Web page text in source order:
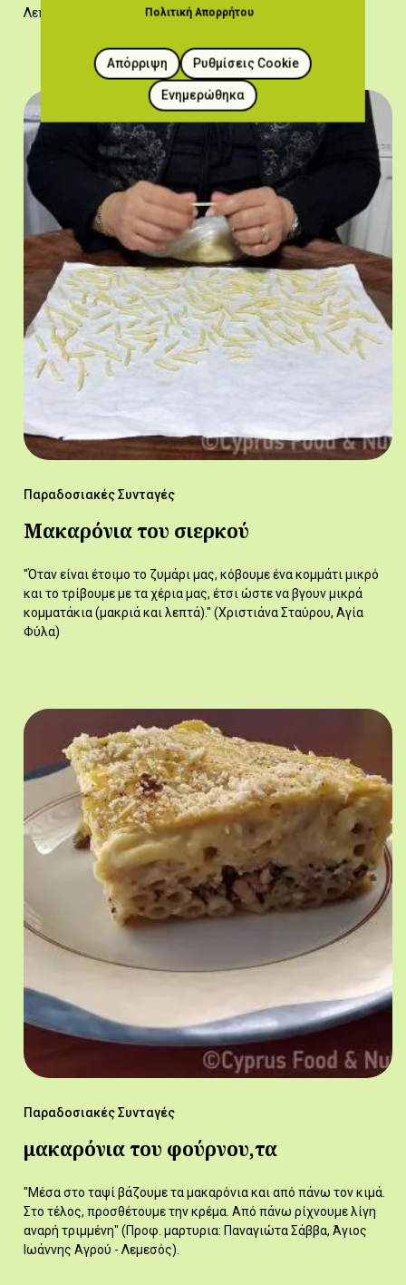
Λεπτά μακαρόνια.
Παραδοσιακές Συνταγές
Μακαρόνια του σιερκού
"Όταν είναι έτοιμο το ζυμάρι μας, κόβουμε ένα κομμάτι μικρό
και το τρίβουμε με τα χέρια μας, έτσι ώστε να βγουν μικρά
κομματάκια (μακριά και λεπτά)." (Χριστιάνα Σταύρου, Αγία
Φύλα)
Παραδοσιακές Συνταγές
μακαρόνια του φούρνου,τα
"Μέσα στο ταψί βάζουμε τα μακαρόνια και από πάνω τον κιμά.
Στο τέλος, προσθέτουμε την κρέμα. Από πάνω ρίχνουμε λίγη
αναρή τριμμένη" (Προφ. μαρτυρια: Παναγιώτα Σάββα, Άγιος
Ιωάννης Αγρού - Λεμεσός).
Πολιτική Απορρήτου
Ρυθμίσεις Cookie
Απόρριψη
Ενημερώθηκα